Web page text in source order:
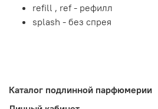
refill , ref - рефилл
splash - без спрея
Каталог подлинной парфюмерии